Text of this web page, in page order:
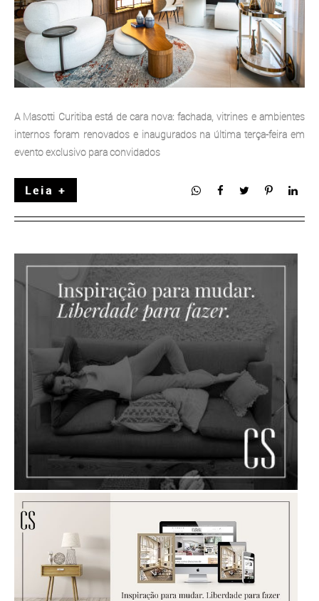
A Masotti Curitiba está de cara nova: fachada, vitrines e ambientes
internos foram renovados e inaugurados na última terça-feira em
evento exclusivo para convidados
Leia +